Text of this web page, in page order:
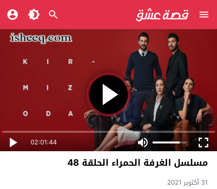
02:01:44
مسلسل الغرفة الحمراء الحلقة 48
31 أكتوبر 2021